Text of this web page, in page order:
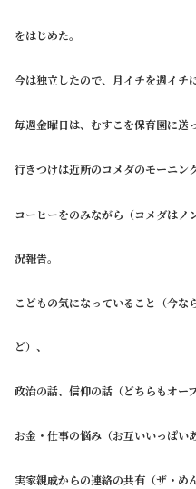
をはじめた。
今は独立したので、月イチを週イチ
毎週金曜日は、むすこを保育園に送
行きつけは近所のコメダのモーニン
コーヒーをのみながら（コメダはノ
況報告。
こどもの気になっていること（今な
ど）、
政治の話、信仰の話（どちらもオー
お金・仕事の悩み（お互いいっぱい
実家親戚からの連絡の共有（ザ・め